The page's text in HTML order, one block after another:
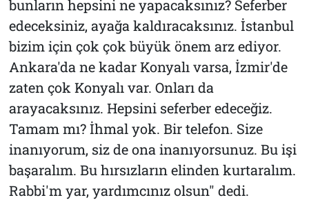
bunların hepsini ne yapacaksınız? Seferber
edeceksiniz, ayağa kaldıracaksınız. İstanbul
bizim için çok çok büyük önem arz ediyor.
Ankara'da ne kadar Konyalı varsa, İzmir'de
zaten çok Konyalı var. Onları da
arayacaksınız. Hepsini seferber edeceğiz.
Tamam mı? İhmal yok. Bir telefon. Size
inanıyorum, siz de ona inanıyorsunuz. Bu işi
başaralım. Bu hırsızların elinden kurtaralım.
Rabbi'm yar, yardımcınız olsun" dedi.